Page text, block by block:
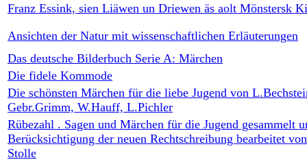
Franz Essink, sien Liäwen un Driewen äs aolt Mönstersk
Ansichten der Natur mit wissenschaftlichen Erläuterungen
Das deutsche Bilderbuch Serie A: Märchen
Die fidele Kommode
Die schönsten Märchen für die liebe Jugend von
Gebr.Grimm, W.Hauff, L.Pichler
Rübezahl . Sagen und Märchen für die Jugend gesammelt
Berücksichtigung der neuen Rechtschreibung bearbeitet
Stolle